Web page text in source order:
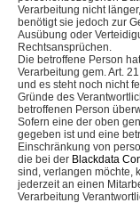
Verarbeitung nicht
benötigt sie jedoch zur
Ausübung oder
Rechtsansprüchen.
Die betroffene Person
Verarbeitung gem. Art.
und es steht noch nicht
Gründe des
betroffenen Person
Sofern eine der oben
gegeben ist und eine
Einschränkung von
die bei der Blackdata
sind, verlangen möchte,
jederzeit an einen
Verarbeitung